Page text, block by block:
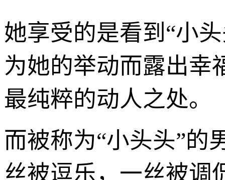
她享受的是看到“小
为她的举动而露出幸
最纯粹的动人之处。
而被称为“小头头”的
丝被逗乐，一丝被调